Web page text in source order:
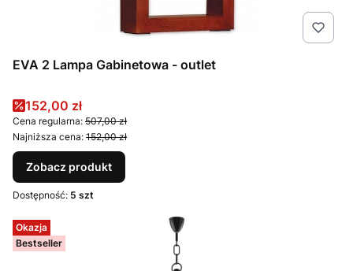
EVA 2 Lampa Gabinetowa - outlet
Cena promocyjna
152,00 zł
Cena regularna: 507,00 zł
Najniższa cena: 152,00 zł
Zobacz produkt
Dostępność: 5 szt
Okazja
Bestseller